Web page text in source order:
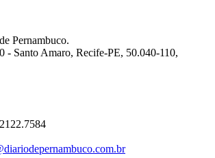
Pernambuco.
- Santo Amaro, Recife-PE, 50.040-110,